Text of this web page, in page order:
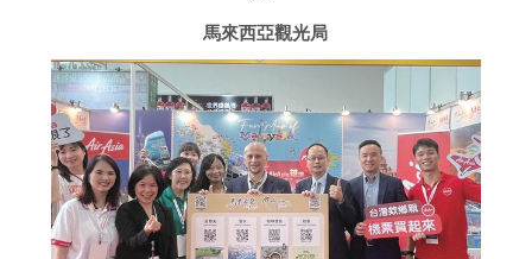
馬來西亞觀光局